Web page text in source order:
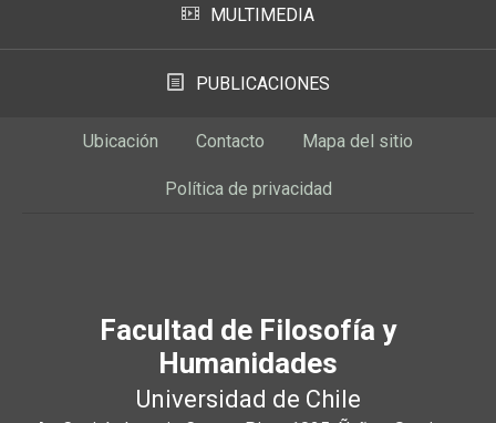
MULTIMEDIA
PUBLICACIONES
Ubicación Contacto Mapa del sitio
Política de privacidad
Facultad de Filosofía y
Humanidades
Universidad de Chile